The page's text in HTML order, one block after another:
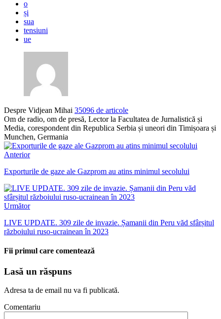
o
și
sua
tensiuni
ue
Despre Vidjean Mihai 35096 de articole
Om de radio, om de presă, Lector la Facultatea de Jurnalistică și
Media, corespondent din Republica Serbia și uneori din Timișoara și
Munchen, Germania
Anterior
Exporturile de gaze ale Gazprom au atins minimul secolului
Următor
LIVE UPDATE. 309 zile de invazie. Șamanii din Peru văd sfârșitul
războiului ruso-ucrainean în 2023
Fii primul care comentează
Lasă un răspuns
Adresa ta de email nu va fi publicată.
Comentariu